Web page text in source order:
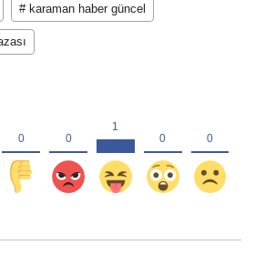
# karaman haber güncel